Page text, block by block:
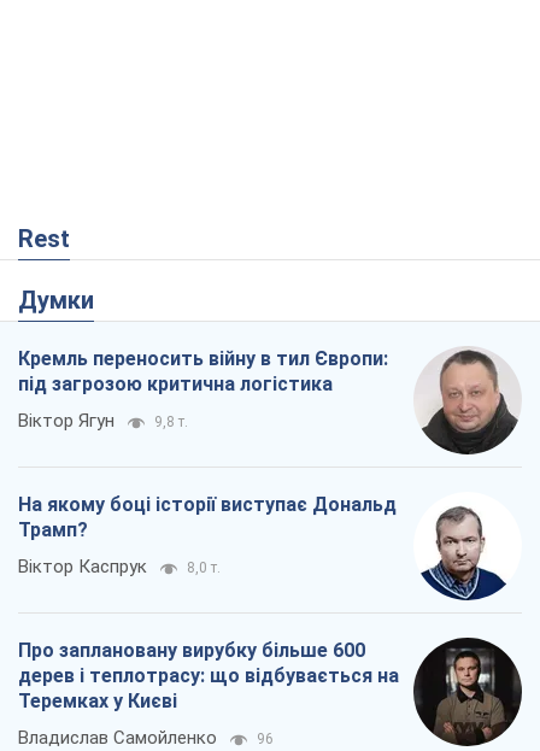
Rest
Думки
Кремль переносить війну в тил Європи:
під загрозою критична логістика
Віктор Ягун 9,8 т.
На якому боці історії виступає Дональд
Трамп?
Віктор Каспрук 8,0 т.
Про заплановану вирубку більше 600
дерев і теплотрасу: що відбувається на
Теремках у Києві
Владислав Самойленко 96